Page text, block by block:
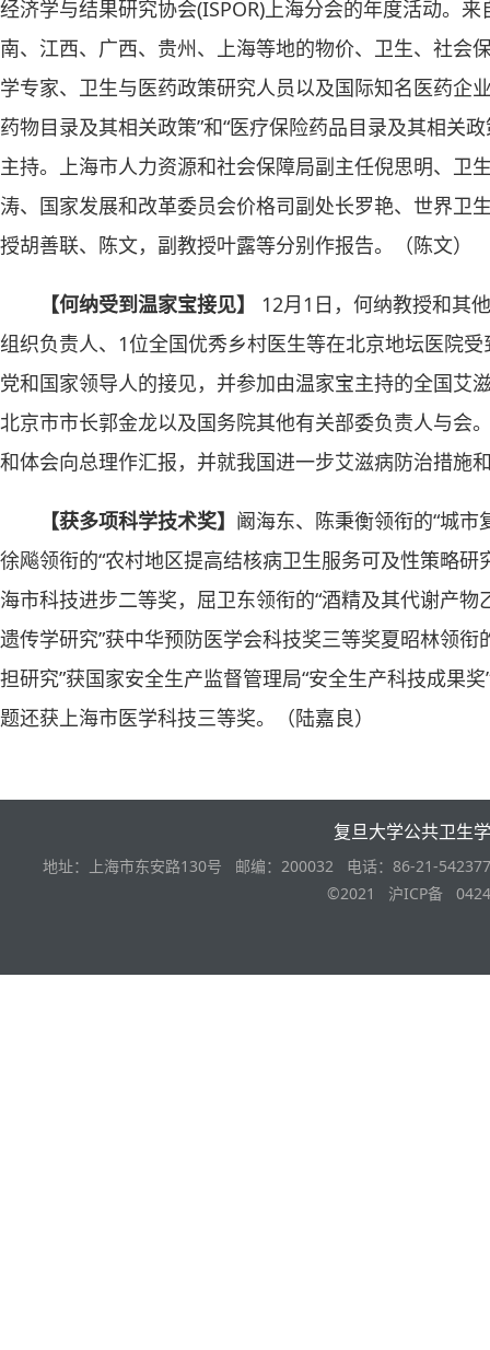
经济学与结果研究协会(ISPOR)上海分会的年度活动。
南、江西、广西、贵州、上海等地的物价、卫生、社会
学专家、卫生与医药政策研究人员以及国际知名医药企
药物目录及其相关政策”和“医疗保险药品目录及其相关
主持。上海市人力资源和社会保障局副主任倪思明、卫
涛、国家发展和改革委员会价格司副处长罗艳、世界卫
授胡善联、陈文，副教授叶露等分别作报告。（陈文）
【何纳受到温家宝接见】 12月1日，何纳教授和其
组织负责人、1位全国优秀乡村医生等在北京地坛医院
党和国家领导人的接见，并参加由温家宝主持的全国艾
北京市市长郭金龙以及国务院其他有关部委负责人与会
和体会向总理作汇报，并就我国进一步艾滋病防治措施
【获多项科学技术奖】 阚海东、陈秉衡领衔的“城
徐飚领衔的“农村地区提高结核病卫生服务可及性策略
海市科技进步二等奖，屈卫东领衔的“酒精及其代谢产
遗传学研究”获中华预防医学会科技奖三等奖夏昭林领
担研究”获国家安全生产监督管理局“安全生产科技成果
题还获上海市医学科技三等奖。（陆嘉良）
复旦大学公共卫生
地址：上海市东安路130号 邮编：200032 电话：86-21-
©2021 沪ICP备